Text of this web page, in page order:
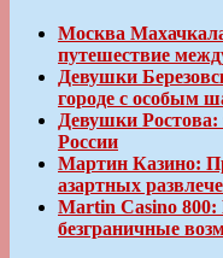
Москва
путешествие
Девушки
городе с особым
Девушки
России
Мартин Казино:
азартных
Martin Casino 800:
безграничные